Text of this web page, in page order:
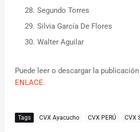
Segundo Torres
Silvia García De Flores
Walter Aguilar
Puede leer o descargar la
ENLACE.
Tags CVX Ayacucho CVX PERÚ CVX